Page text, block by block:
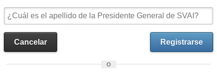
Registrarse
Cancelar
O